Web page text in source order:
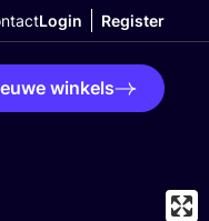
Login Register
winkels